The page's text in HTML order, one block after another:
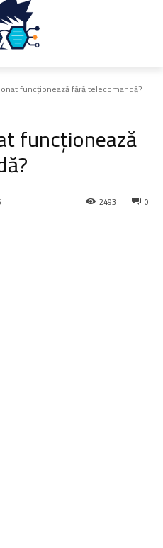
funcționează fără telecomandă?
funcționează
0
2493